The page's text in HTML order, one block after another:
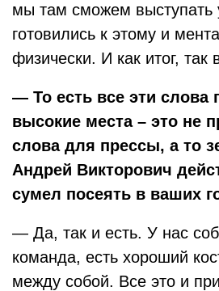
мы там сможем
готовились к этому и
физически. И как итог, так
— То есть все эти слова
высокие места – это не
слова для прессы, а то
Андрей Викторович
сумел посеять в ваших
— Да, так и есть. У нас
команда, есть хороший
между собой. Все это и